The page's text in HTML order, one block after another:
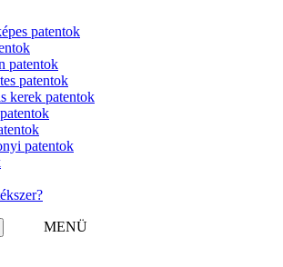
patentok
patentok
patentok
kerek patentok
patentok
MENÜ